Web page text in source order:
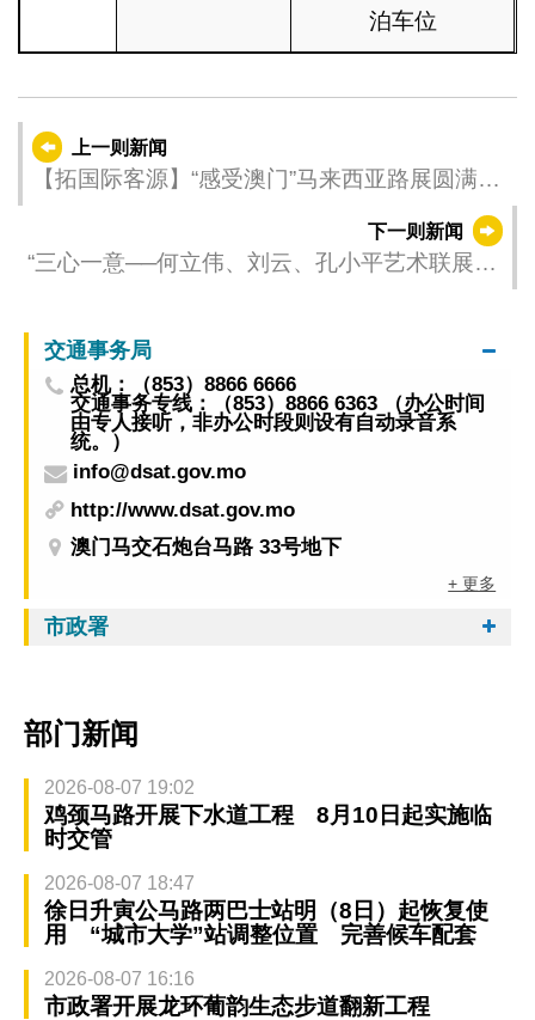
泊车位
上一则新闻
【拓国际客源】“感受澳门”马来西亚路展圆满举
下一则新闻
“三心一意──何立伟、刘云、孔小平艺术联展”
交通事务局
总机：（853）8866 6666
交通事务专线：（853）8866 6363 （办公时间
由专人接听，非办公时段则设有自动录音系
统。）
info@dsat.gov.mo
http://www.dsat.gov.mo
澳门马交石炮台马路 33号地下
+ 更多
市政署
部门新闻
2026-08-07 19:02
鸡颈马路开展下水道工程 8月10日起实施临
时交管
2026-08-07 18:47
徐日升寅公马路两巴士站明（8日）起恢复使
用 “城市大学”站调整位置 完善候车配套
2026-08-07 16:16
市政署开展龙环葡韵生态步道翻新工程